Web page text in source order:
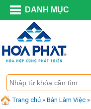
DANH MỤC
Trang chủ » Bàn Làm Việc »